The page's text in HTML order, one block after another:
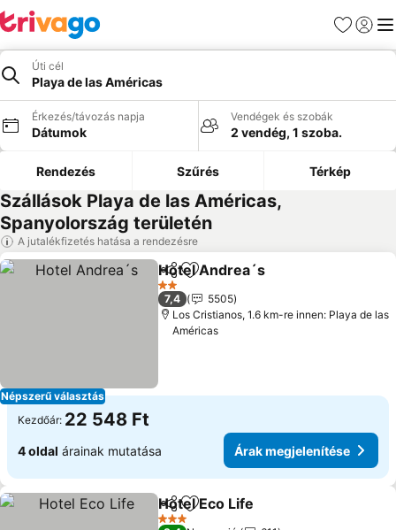
Kedvencek
Úti cél
Playa de las Américas
Érkezés/távozás napja
Dátumok
Vendégek és szobák
2 vendég, 1 szoba.
Rendezés Szűrés Térkép
Szállások Playa de las Américas,
Spanyolország területén
A jutalékfizetés hatása a rendezésre
Népszerű választás
Megosztás
Hozzáadás a kedvencekhez
Hotel Andrea´s
2 Kategória
7,4
5505
Los Cristianos, 1.6 km-re innen: Playa de las
Américas
Kezdőár: 22 548 Ft
4 oldal árainak mutatása Árak megjelenítése
Megosztás
Hozzáadás a kedvencekhez
Hotel Eco Life
3 Kategória